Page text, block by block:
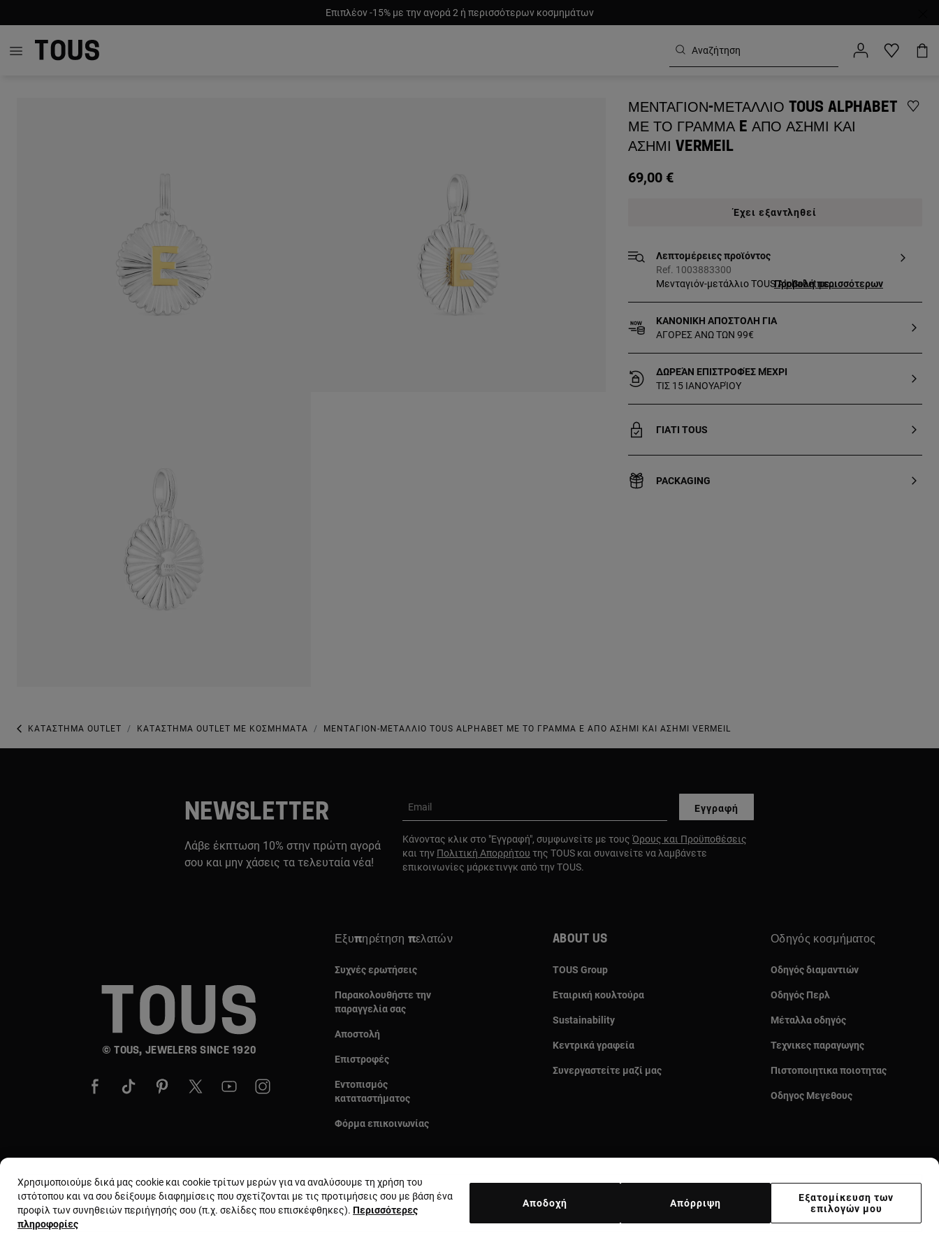
Επιπλέον -15% με την αγορά 2 ή περισσότερων κοσμημάτων
ΜΕΝΤΑΓΙΌΝ-ΜΕΤΆΛΛΙΟ TOUS ALPHABET
ΜΕ ΤΟ ΓΡΆΜΜΑ E ΑΠΌ ΑΣΉΜΙ ΚΑΙ
ΑΣΉΜΙ VERMEIL
69,00 €
Έχει εξαντληθεί
Λεπτομέρειες προϊόντος
Ref. 1003883300
Μενταγιόν-μετάλλιο TOUS Alphabet με
Διάμετρος μεταλλίου: 15 mm. Μέγεθος
γράμματος: 6 mm. Αυτό το αντικείμενο
δεν περιλαμβάνει την αλυσίδα.
Προβολή περισσότερων
ΚΑΝΟΝΙΚΗ ΑΠΟΣΤΟΛΗ ΓΙΑ
ΑΓΟΡΕΣ ΑΝΩ ΤΩΝ 99€
ΔΩΡΕΆΝ ΕΠΙΣΤΡΟΦΈΣ ΜΈΧΡΙ
ΤΙΣ 15 ΙΑΝΟΥΑΡΊΟΥ
ΓΙΑΤΙ TOUS
PACKAGING
ΚΑΤΆΣΤΗΜΑ OUTLET ΚΑΤΆΣΤΗΜΑ OUTLET ΜΕ ΚΟΣΜΉΜΑΤΑ ΜΕΝΤΑΓΙΌΝ-ΜΕΤΆΛΛΙΟ TOUS ALPHABET ΜΕ ΤΟ ΓΡΆΜΜΑ E ΑΠΌ ΑΣΉΜΙ ΚΑΙ ΑΣΉΜΙ VERMEIL
NEWSLETTER
Λάβε έκπτωση 10% στην πρώτη αγορά
σου και μην χάσεις τα τελευταία νέα!
Email Εγγραφή
Κάνοντας κλικ στο "Εγγραφή", συμφωνείτε με τους Όρους και Προϋποθέσεις
και την Πολιτική Απορρήτου της TOUS και συναινείτε να λαμβάνετε
επικοινωνίες μάρκετινγκ από την TOUS.
© TOUS, JEWELERS SINCE 1920
Εξυπηρέτηση πελατών
Συχνές ερωτήσεις
Παρακολουθήστε την
παραγγελία σας
Αποστολή
Επιστροφές
Εντοπισμός
καταταστήματος
Φόρμα επικοινωνίας
About us
TOUS Group
Εταιρική κουλτούρα
Sustainability
Κεντρικά γραφεία
Συνεργαστείτε μαζί μας
Οδηγός κοσμήματος
Οδηγός διαμαντιών
Οδηγός Περλ
Μέταλλα οδηγός
Τεχνικες παραγωγης
Πιστοποιητικα ποιοτητας
Οδηγος Μεγεθους
Χώρα και νόμισμα: Greece / Euro
Χρησιμοποιούμε δικά μας cookie και cookie τρίτων μερών για να αναλύσουμε τη χρήση του
ιστότοπου και να σου δείξουμε διαφημίσεις που σχετίζονται με τις προτιμήσεις σου με βάση ένα
προφίλ των συνηθειών περιήγησής σου (π.χ. σελίδες που επισκέφθηκες). Περισσότερες
πληροφορίες
Εξατομίκευση των
επιλογών μου
Απόρριψη
Αποδοχή